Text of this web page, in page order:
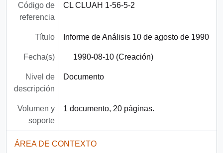
Código de
referencia
CL CLUAH 1-56-5-2
Título Informe de Análisis 10 de agosto de 1990
Fecha(s) 1990-08-10 (Creación)
Nivel de
descripción
Documento
Volumen y
soporte
1 documento, 20 páginas.
ÁREA DE CONTEXTO